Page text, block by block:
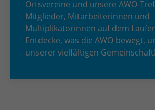
Ortsvereine und unsere AWO-
Mitglieder, Mitarbeiterinnen und
Multiplikatorinnen auf dem
Entdecke, was die AWO bewegt,
unserer vielfältigen Gemeinschaft!